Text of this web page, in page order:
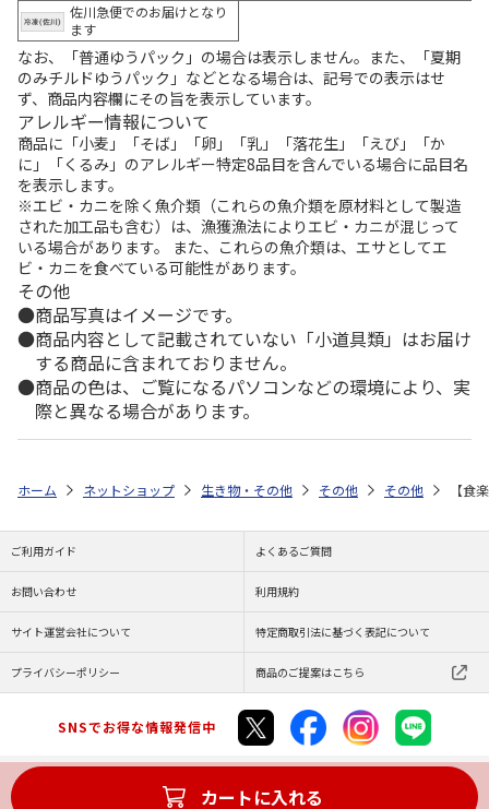
佐川急便でのお届けとなり
ます
なお、「普通ゆうパック」の場合は表示しません。また、「夏期
のみチルドゆうパック」などとなる場合は、記号での表示はせ
ず、商品内容欄にその旨を表示しています。
アレルギー情報について
商品に「小麦」「そば」「卵」「乳」「落花生」「えび」「か
に」「くるみ」のアレルギー特定8品目を含んでいる場合に品目名
を表示します。
※エビ・カニを除く魚介類（これらの魚介類を原材料として製造
された加工品も含む）は、漁獲漁法によりエビ・カニが混じって
いる場合があります。 また、これらの魚介類は、エサとしてエ
ビ・カニを食べている可能性があります。
その他
商品写真はイメージです。
商品内容として記載されていない「小道具類」はお届け
する商品に含まれておりません。
商品の色は、ご覧になるパソコンなどの環境により、実
際と異なる場合があります。
カートに入れる
ホーム ネットショップ 生き物・その他 その他 その他 【食
ご利用ガイド よくあるご質問
お問い合わせ 利用規約
サイト運営会社について 特定商取引法に基づく表記について
プライバシーポリシー 商品のご提案はこちら
SNSでお得な情報発信中